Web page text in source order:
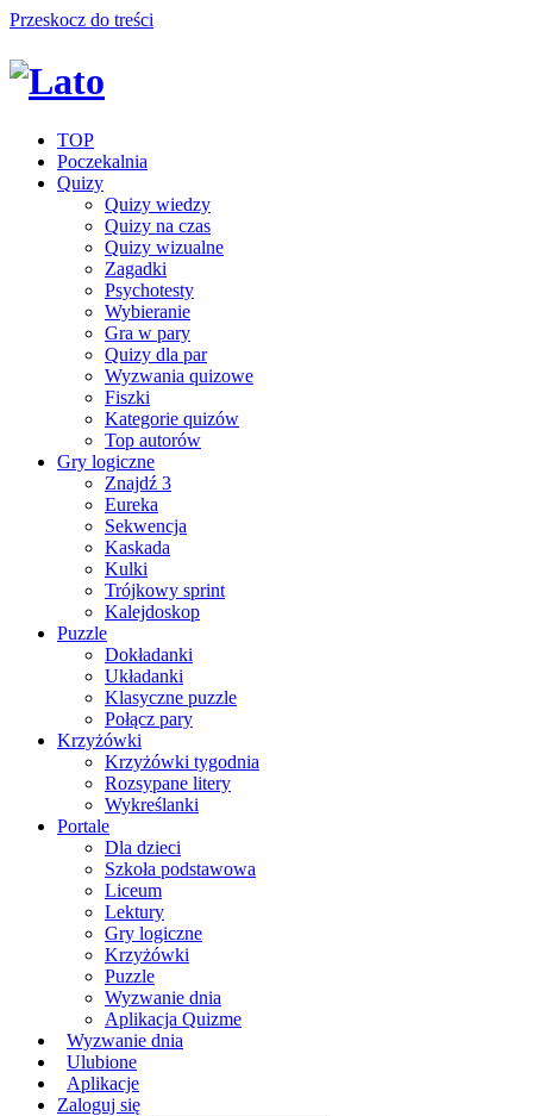
Przeskocz do treści
TOP
Poczekalnia
Quizy
Quizy wiedzy
Quizy na czas
Quizy wizualne
Zagadki
Psychotesty
Wybieranie
Gra w pary
Quizy dla par
Wyzwania quizowe
Fiszki
Kategorie quizów
Top autorów
Gry logiczne
Znajdź 3
Eureka
Sekwencja
Kaskada
Kulki
Trójkowy sprint
Kalejdoskop
Puzzle
Dokładanki
Układanki
Klasyczne puzzle
Połącz pary
Krzyżówki
Krzyżówki tygodnia
Rozsypane litery
Wykreślanki
Portale
Dla dzieci
Szkoła podstawowa
Liceum
Lektury
Gry logiczne
Krzyżówki
Puzzle
Wyzwanie dnia
Aplikacja Quizme
Wyzwanie dnia
Ulubione
Aplikacje
Zaloguj się